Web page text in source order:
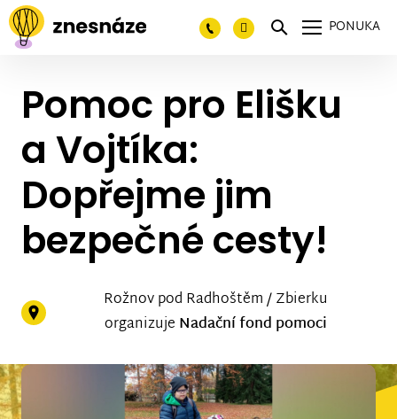
PONUKA
Pomoc pro Elišku
a Vojtíka:
Dopřejme jim
bezpečné cesty!
Rožnov pod Radhoštěm / Zbierku
organizuje Nadační fond pomoci